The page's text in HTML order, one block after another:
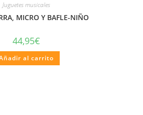
Juguetes musicales
MICRO Y BAFLE-NIÑO
44,95€
al carrito